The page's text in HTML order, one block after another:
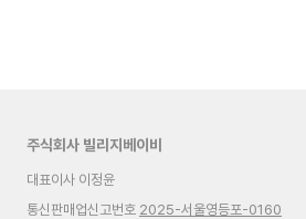
주식회사 빌리지베이비
대표이사 이정윤
통신판매업신고번호 2025-서울영등포-0160